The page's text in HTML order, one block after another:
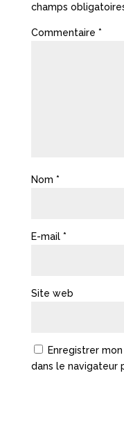
champs
Commentaire *
Nom *
E-mail *
Site web
Enregistrer
dans le navigateur